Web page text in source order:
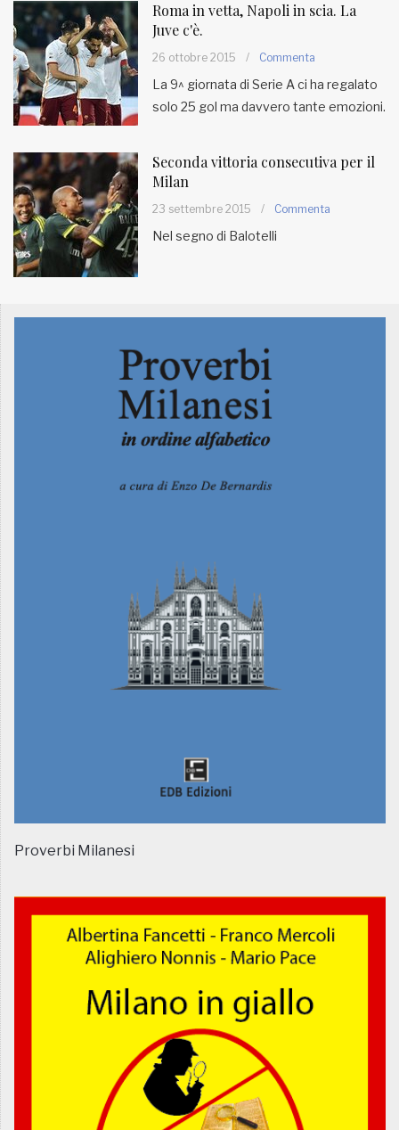
Roma in vetta, Napoli in scia. La
Juve c'è.
26 ottobre 2015 / Commenta
La 9^ giornata di Serie A ci ha regalato
solo 25 gol ma davvero tante emozioni.
Seconda vittoria consecutiva per il
Milan
23 settembre 2015 / Commenta
Nel segno di Balotelli
Proverbi Milanesi